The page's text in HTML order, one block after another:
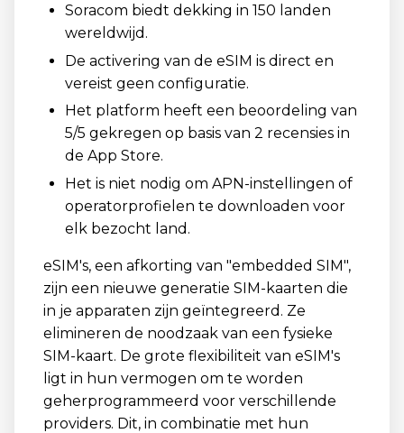
Soracom biedt dekking in 150 landen
wereldwijd.
De activering van de eSIM is direct en
vereist geen configuratie.
Het platform heeft een beoordeling van
5/5 gekregen op basis van 2 recensies in
de App Store.
Het is niet nodig om APN-instellingen of
operatorprofielen te downloaden voor
elk bezocht land.
eSIM's, een afkorting van "embedded SIM",
zijn een nieuwe generatie SIM-kaarten die
in je apparaten zijn geïntegreerd. Ze
elimineren de noodzaak van een fysieke
SIM-kaart. De grote flexibiliteit van eSIM's
ligt in hun vermogen om te worden
geherprogrammeerd voor verschillende
providers. Dit, in combinatie met hun